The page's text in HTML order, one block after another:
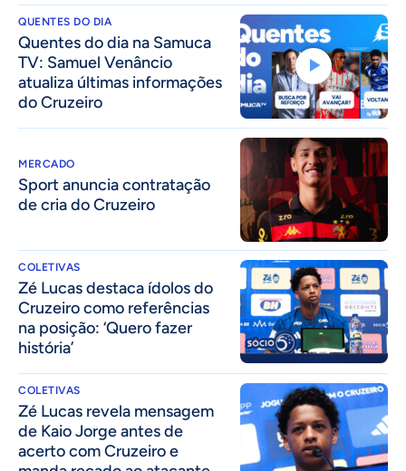
QUENTES DO DIA
Quentes do dia na Samuca
TV: Samuel Venâncio
atualiza últimas informações
do Cruzeiro
MERCADO
Sport anuncia contratação
de cria do Cruzeiro
COLETIVAS
Zé Lucas destaca ídolos do
Cruzeiro como referências
na posição: ‘Quero fazer
história’
COLETIVAS
Zé Lucas revela mensagem
de Kaio Jorge antes de
acerto com Cruzeiro e